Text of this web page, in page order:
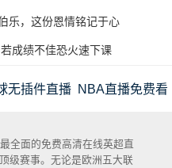
乐，这份恩情铭记于心
成绩不佳恐火速下课
无插件直播 NBA直播免费看
全面的免费高清在线英超直
级赛事。无论是欧洲五大联